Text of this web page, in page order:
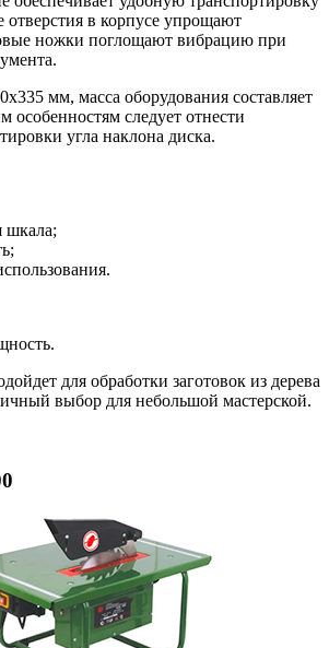
отверстия в корпусе упрощают
ножки поглощают вибрацию при
мм, масса оборудования составляет
особенностям следует отнести
угла наклона диска.
шкала;
для обработки заготовок из дерева
выбор для небольшой мастерской.